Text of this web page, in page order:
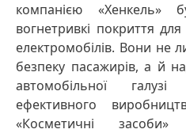
компанією «Хенкель»
вогнетривкі покриття
електромобілів. Вони не
безпеку пасажирів, а й
автомобільної
ефективного
«Косметичні